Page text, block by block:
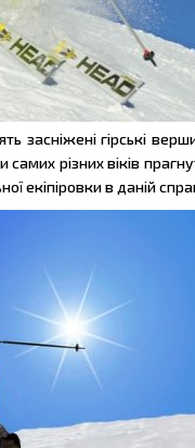
засніжені гірські
різних віків
екіпіровки в даній